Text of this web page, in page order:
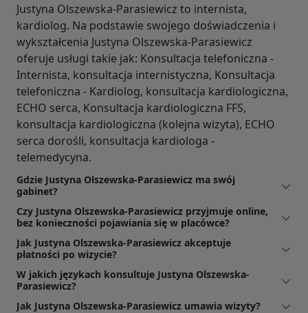
Justyna Olszewska-Parasiewicz to internista,
kardiolog. Na podstawie swojego doświadczenia i
wykształcenia Justyna Olszewska-Parasiewicz
oferuje usługi takie jak: Konsultacja telefoniczna -
Internista, konsultacja internistyczna, Konsultacja
telefoniczna - Kardiolog, konsultacja kardiologiczna,
ECHO serca, Konsultacja kardiologiczna FFS,
konsultacja kardiologiczna (kolejna wizyta), ECHO
serca dorośli, konsultacja kardiologa -
telemedycyna.
Gdzie Justyna Olszewska-Parasiewicz ma swój
gabinet?
Czy Justyna Olszewska-Parasiewicz przyjmuje online,
bez konieczności pojawiania się w placówce?
Jak Justyna Olszewska-Parasiewicz akceptuje
płatności po wizycie?
W jakich językach konsultuje Justyna Olszewska-
Parasiewicz?
Jak Justyna Olszewska-Parasiewicz umawia wizyty?